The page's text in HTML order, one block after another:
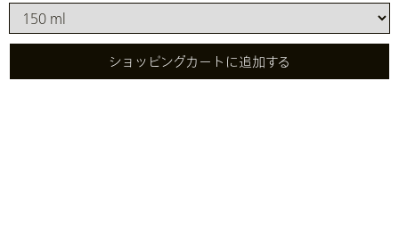
ショッピングカートに追加する